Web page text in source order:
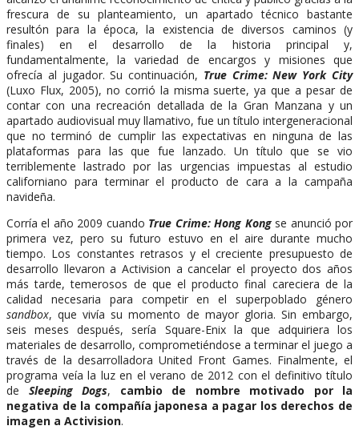
frescura de su planteamiento, un apartado técnico bastante
resultón para la época, la existencia de diversos caminos (y
finales) en el desarrollo de la historia principal y,
fundamentalmente, la variedad de encargos y misiones que
ofrecía al jugador. Su continuación, True Crime: New York City
(Luxo Flux, 2005), no corrió la misma suerte, ya que a pesar de
contar con una recreación detallada de la Gran Manzana y un
apartado audiovisual muy llamativo, fue un título intergeneracional
que no terminó de cumplir las expectativas en ninguna de las
plataformas para las que fue lanzado. Un título que se vio
terriblemente lastrado por las urgencias impuestas al estudio
californiano para terminar el producto de cara a la campaña
navideña.
Corría el año 2009 cuando True Crime: Hong Kongse anunció por
primera vez, pero su futuro estuvo en el aire durante mucho
tiempo. Los constantes retrasos y el creciente presupuesto de
desarrollo llevaron a Activision a cancelar el proyecto dos años
más tarde, temerosos de que el producto final careciera de la
calidad necesaria para competir en el superpoblado género
sandbox, que vivía su momento de mayor gloria. Sin embargo,
seis meses después, sería Square-Enix la que adquiriera los
materiales de desarrollo, comprometiéndose a terminar el juego a
través de la desarrolladora United Front Games. Finalmente, el
programa veía la luz en el verano de 2012 con el definitivo título
de Sleeping Dogs, cambio de nombre motivado por la
negativa de la compañía japonesa a pagar los derechos de
imagen a Activision.